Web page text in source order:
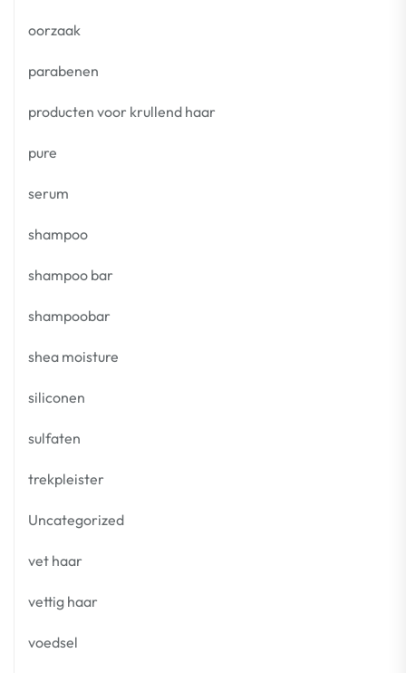
oorzaak
parabenen
producten voor krullend haar
pure
serum
shampoo
shampoo bar
shampoobar
shea moisture
siliconen
sulfaten
trekpleister
Uncategorized
vet haar
vettig haar
voedsel